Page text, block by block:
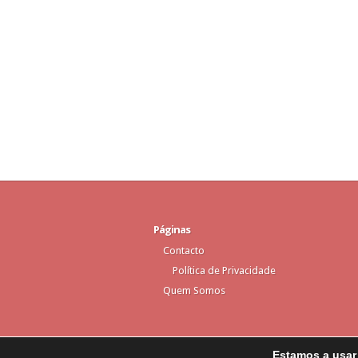
Páginas
Contacto
Política de Privacidade
Quem Somos
Estamos a